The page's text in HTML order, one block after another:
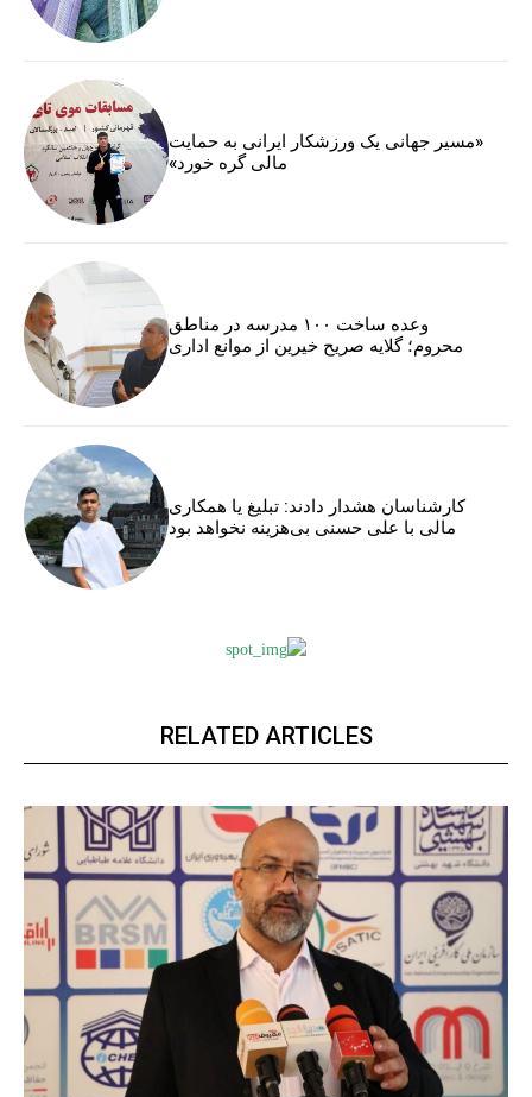
«مسیر جهانی یک ورزشکار ایرانی به حمایت
مالی گره خورد»
وعده ساخت ۱۰۰ مدرسه در مناطق
محروم؛ گلایه صریح خیرین از موانع اداری
کارشناسان هشدار دادند: تبلیغ یا همکاری
مالی با علی حسنی بی‌هزینه نخواهد بود
RELATED ARTICLES